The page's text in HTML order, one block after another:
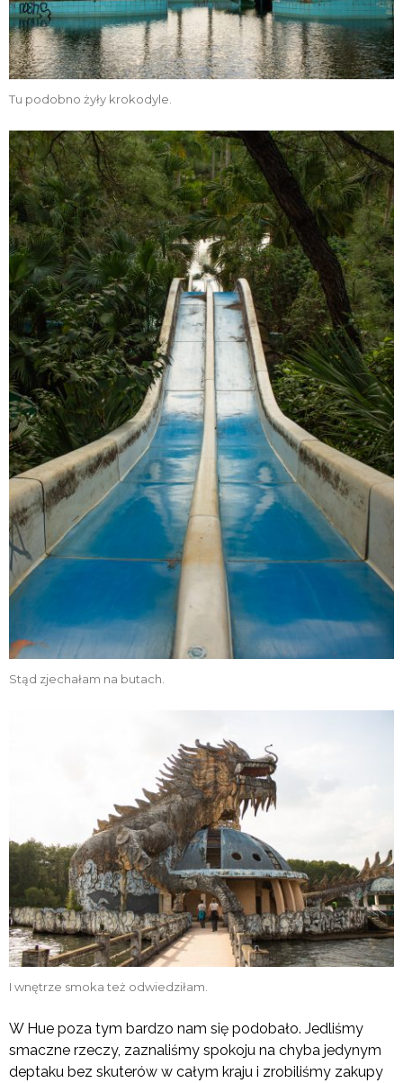
Tu podobno żyły krokodyle.
Stąd zjechałam na butach.
I wnętrze smoka też odwiedziłam.
W Hue poza tym bardzo nam się podobało. Jedliśmy
smaczne rzeczy, zaznaliśmy spokoju na chyba jedynym
deptaku bez skuterów w całym kraju i zrobiliśmy zakupy